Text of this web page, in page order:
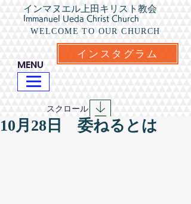
インマヌエル上田キリスト教会
Immanuel Ueda Christ Church
WELCOME TO OUR CHURCH
​MENU
​スクロール
インスタグラム
10月28日 委ねるとは